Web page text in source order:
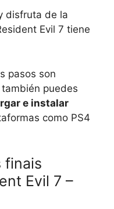
disfruta de la
Evil 7 tiene
pasos son
puedes
e instalar
como PS4
finais
Evil 7 –